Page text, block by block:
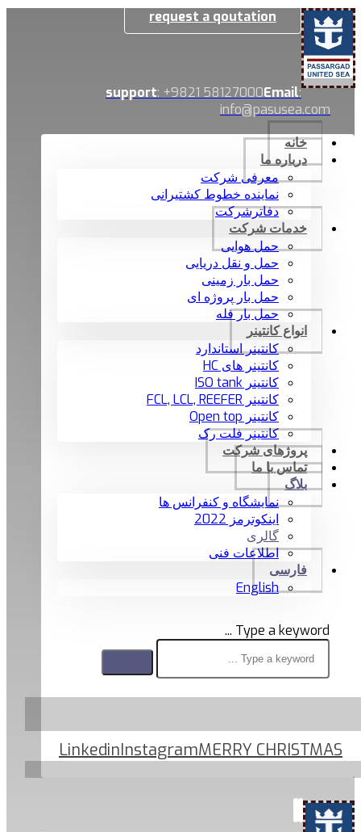
request a qoutation
support: +9821 58127000Email:
info@pasusea.com
خانه
درباره ما
معرفی شرکت
نماینده خطوط کشتیرانی
دفاترشرکت
خدمات شرکت
حمل هوایی
حمل و نقل دریایی
حمل بار زمینی
حمل بار پروژه ای
حمل بار فله
انواع کانتینر
کانتینر استاندارد
کانتینر های HC
کانتینر ISO tank
کانتینر FCL, LCL, REEFER
کانتینر Open top
کانتینر فلت رک
پروژهای شرکت
تماس با ما
بلاگ
نمایشگاه و کنفرانس ها
اینکوترمز 2022
گالری
اطلاعات فنی
فارسی
English
Type a keyword ...
LinkedinInstagramMERRY CHRISTMAS